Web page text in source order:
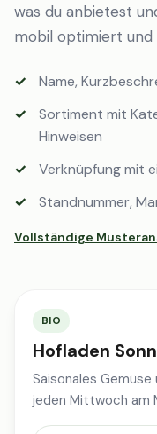
was du anbietest
mobil optimiert und
Name,
Sortiment mit
Hinweisen
Verknüpfung mit
Standnummer,
Vollständige
BIO
Hofladen
Saisonales
jeden Mittwoch am